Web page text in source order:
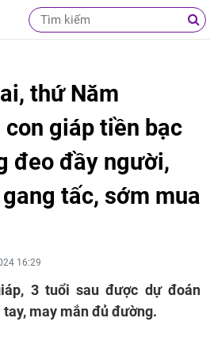
thứ Năm
giáp tiền bạc
đeo đầy người,
tấc, sớm mua
16:29
3 tuổi sau được dự đoán
may mắn đủ đường.